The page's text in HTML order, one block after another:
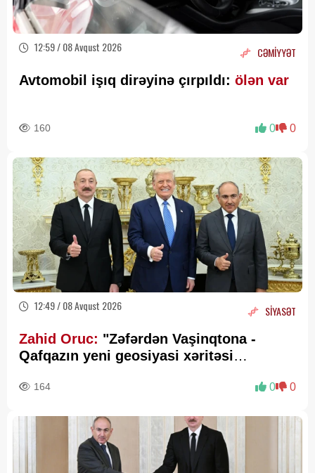
12:59 / 08 Avqust 2026 CƏMİYYƏT
Avtomobil işıq dirəyinə çırpıldı: ölən var
160 0 0
12:49 / 08 Avqust 2026 SİYASƏT
Zahid Oruc: "Zəfərdən Vaşinqtona -
Qafqazın yeni geosiyasi xəritəsi
164 0 0